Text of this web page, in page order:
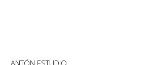
ANTÓN ESTUDIO